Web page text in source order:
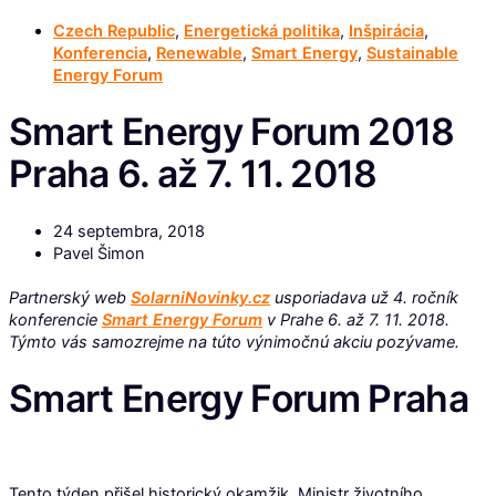
Czech Republic, Energetická politika, Inšpirácia,
Konferencia, Renewable, Smart Energy, Sustainable
Energy Forum
Smart Energy Forum 2018
Praha 6. až 7. 11. 2018
24 septembra, 2018
Pavel Šimon
Partnerský web SolarniNovinky.cz usporiadava už 4. ročník
konferencie Smart Energy Forum v Prahe 6. až 7. 11. 2018.
Týmto vás samozrejme na túto výnimočnú akciu pozývame.
Smart Energy Forum Praha